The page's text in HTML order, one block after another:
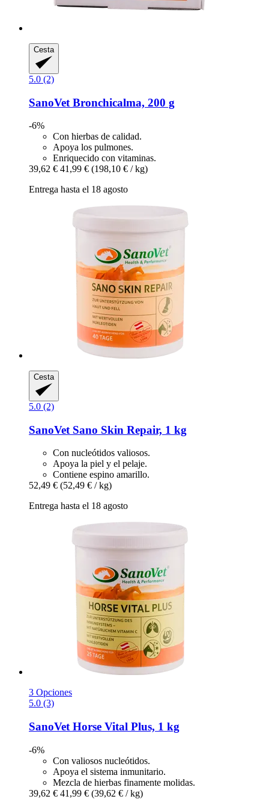
Cesta
5.0 (2)
SanoVet Bronchicalma, 200 g
-6%
Con hierbas de calidad.
Apoya los pulmones.
Enriquecido con vitaminas.
39,62 € 41,99 € (198,10 € / kg)
Entrega hasta el 18 agosto
Cesta
5.0 (2)
SanoVet Sano Skin Repair, 1 kg
Con nucleótidos valiosos.
Apoya la piel y el pelaje.
Contiene espino amarillo.
52,49 € (52,49 € / kg)
Entrega hasta el 18 agosto
3 Opciones
5.0 (3)
SanoVet Horse Vital Plus, 1 kg
-6%
Con valiosos nucleótidos.
Apoya el sistema inmunitario.
Mezcla de hierbas finamente molidas.
39,62 € 41,99 € (39,62 € / kg)